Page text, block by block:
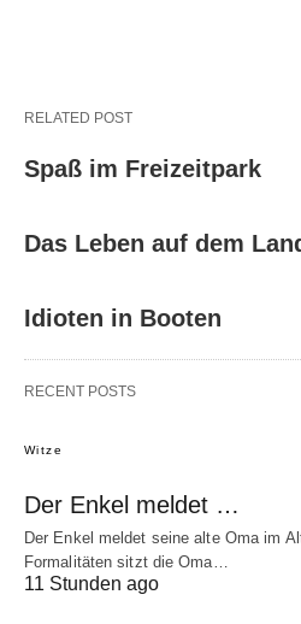
RELATED POST
Spaß im Freizeitpark
Das Leben auf dem
Idioten in Booten
RECENT POSTS
Witze
Der Enkel meldet …
Der Enkel meldet seine alte Oma im
Formalitäten sitzt die Oma…
11 Stunden ago